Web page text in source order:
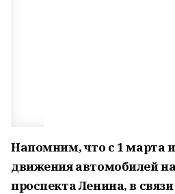
Напомним, что с 1 марта
движения автомобилей
проспекта Ленина, в